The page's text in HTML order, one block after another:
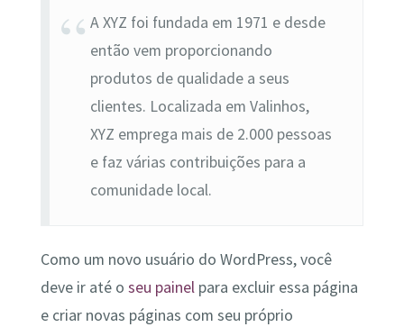
A XYZ foi fundada em 1971 e desde
então vem proporcionando
produtos de qualidade a seus
clientes. Localizada em Valinhos,
XYZ emprega mais de 2.000 pessoas
e faz várias contribuições para a
comunidade local.
Como um novo usuário do WordPress, você
deve ir até o seu painelpara excluir essa página
e criar novas páginas com seu próprio